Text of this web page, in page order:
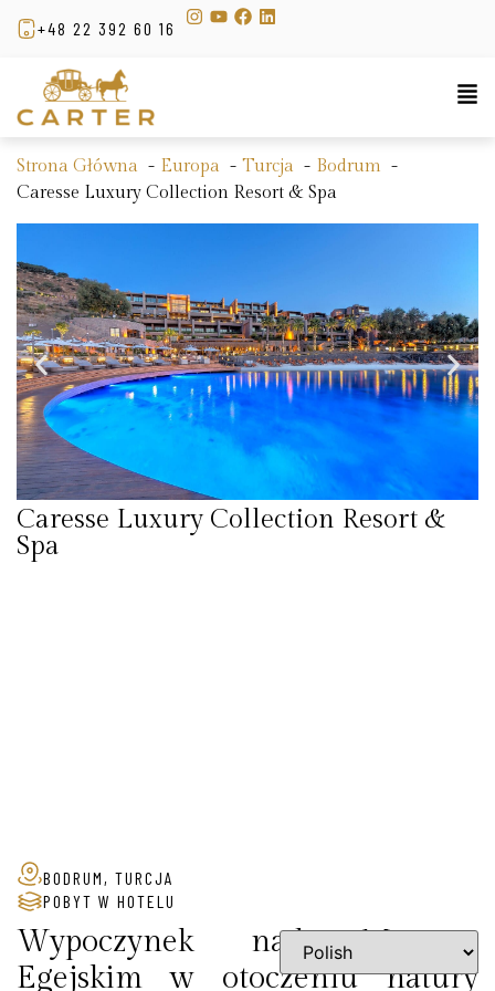
+48 22 392 60 16
Strona Główna Europa Turcja
Bodrum
Caresse Luxury Collection Resort & Spa
Caresse Luxury Collection Resort &
Spa
BODRUM, TURCJA
POBYT W HOTELU
Wypoczynek nad Morzem
Egejskim w otoczeniu natury